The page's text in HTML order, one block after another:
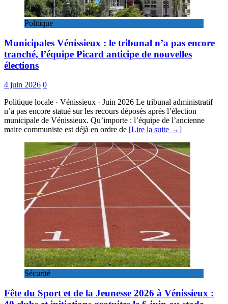
Politique
Municipales Vénissieux : le tribunal n’a pas encore
tranché, l’équipe Picard anticipe de nouvelles
élections
4 juin 2026 0
Politique locale · Vénissieux · Juin 2026 Le tribunal administratif
n’a pas encore statué sur les recours déposés après l’élection
municipale de Vénissieux. Qu’importe : l’équipe de l’ancienne
maire communiste est déjà en ordre de [Lire la suite →]
Sécurité
Fête du Sport et de la Jeunesse 2026 à Vénissieux :